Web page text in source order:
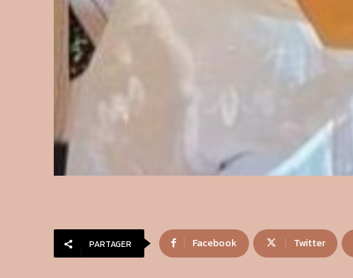
PARTAGER Facebook Twitter